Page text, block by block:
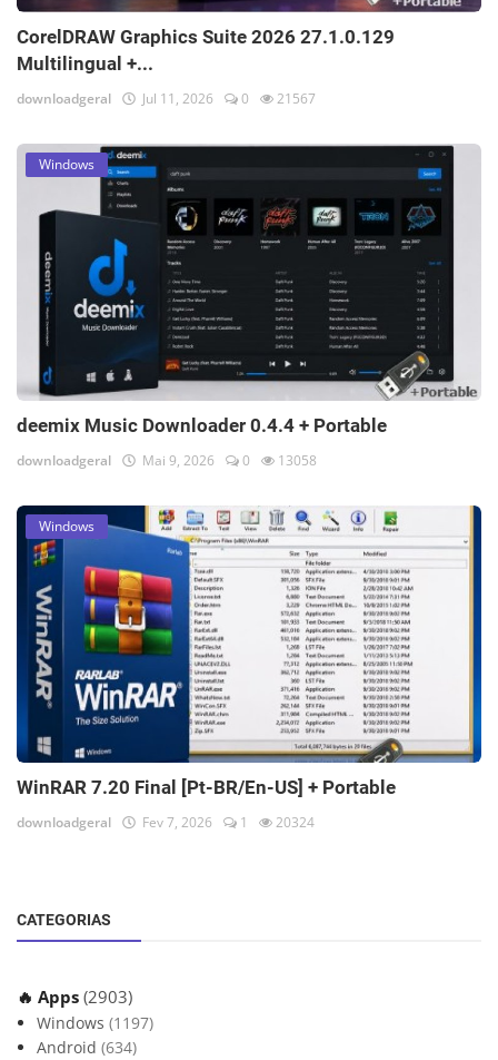
CorelDRAW Graphics Suite 2026 27.1.0.129
Multilingual +...
downloadgeral Jul 11, 2026 0 21567
Windows
deemix Music Downloader 0.4.4 + Portable
downloadgeral Mai 9, 2026 0 13058
Windows
WinRAR 7.20 Final [Pt-BR/En-US] + Portable
downloadgeral Fev 7, 2026 1 20324
CATEGORIAS
🔥 Apps (2903)
Windows (1197)
Android (634)